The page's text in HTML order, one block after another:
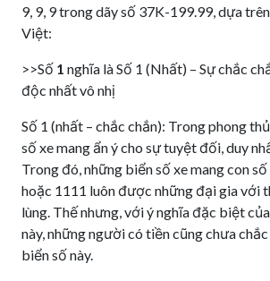
9, 9, 9 trong dãy số 37K-199.99, dựa
Việt:
>>Số 1 nghĩa là Số 1 (Nhất) – Sự chắc
độc nhất vô nhị
Số 1 (nhất – chắc chắn): Trong phong
số xe mang ẩn ý cho sự tuyệt đối, duy
Trong đó, những biển số xe mang con
hoặc 1111 luôn được những đại gia với
lùng. Thế nhưng, với ý nghĩa đặc biệt
này, những người có tiền cũng chưa
biển số này.